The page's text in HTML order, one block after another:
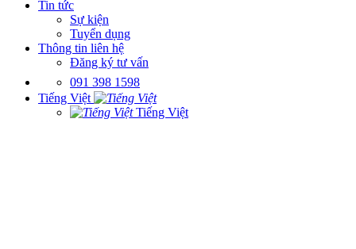
Tin tức
Sự kiện
Tuyển dụng
Thông tin liên hệ
Đăng ký tư vấn
091 398 1598
Tiếng Việt
Tiếng Việt